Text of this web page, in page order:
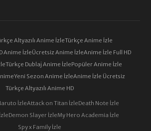
Altyazılı Anime İzleTürkçe Anime İzle
Anime İzleÜcretsiz Anime İzleAnime İzle Full HD
Türkçe Dublaj Anime İzlePopüler Anime İzle
Yeni Sezon Anime İzleAnime İzle Ücretsiz
Türkçe Altyazılı Anime HD
İzleAttack on Titan İzleDeath Note İzle
Demon Slayer İzleMy Hero Academia İzle
Spy x Family İzle